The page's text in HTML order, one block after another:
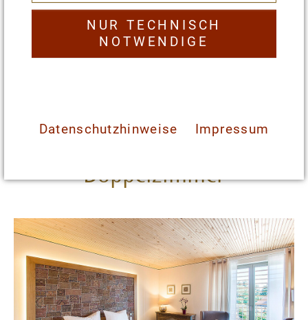
NUR TECHNISCH
NOTWENDIGE
Datenschutzhinweise Impressum
€238,— pro Person/Nacht
1666 ,— pro Person/ 7Nächte
Doppelzimmer